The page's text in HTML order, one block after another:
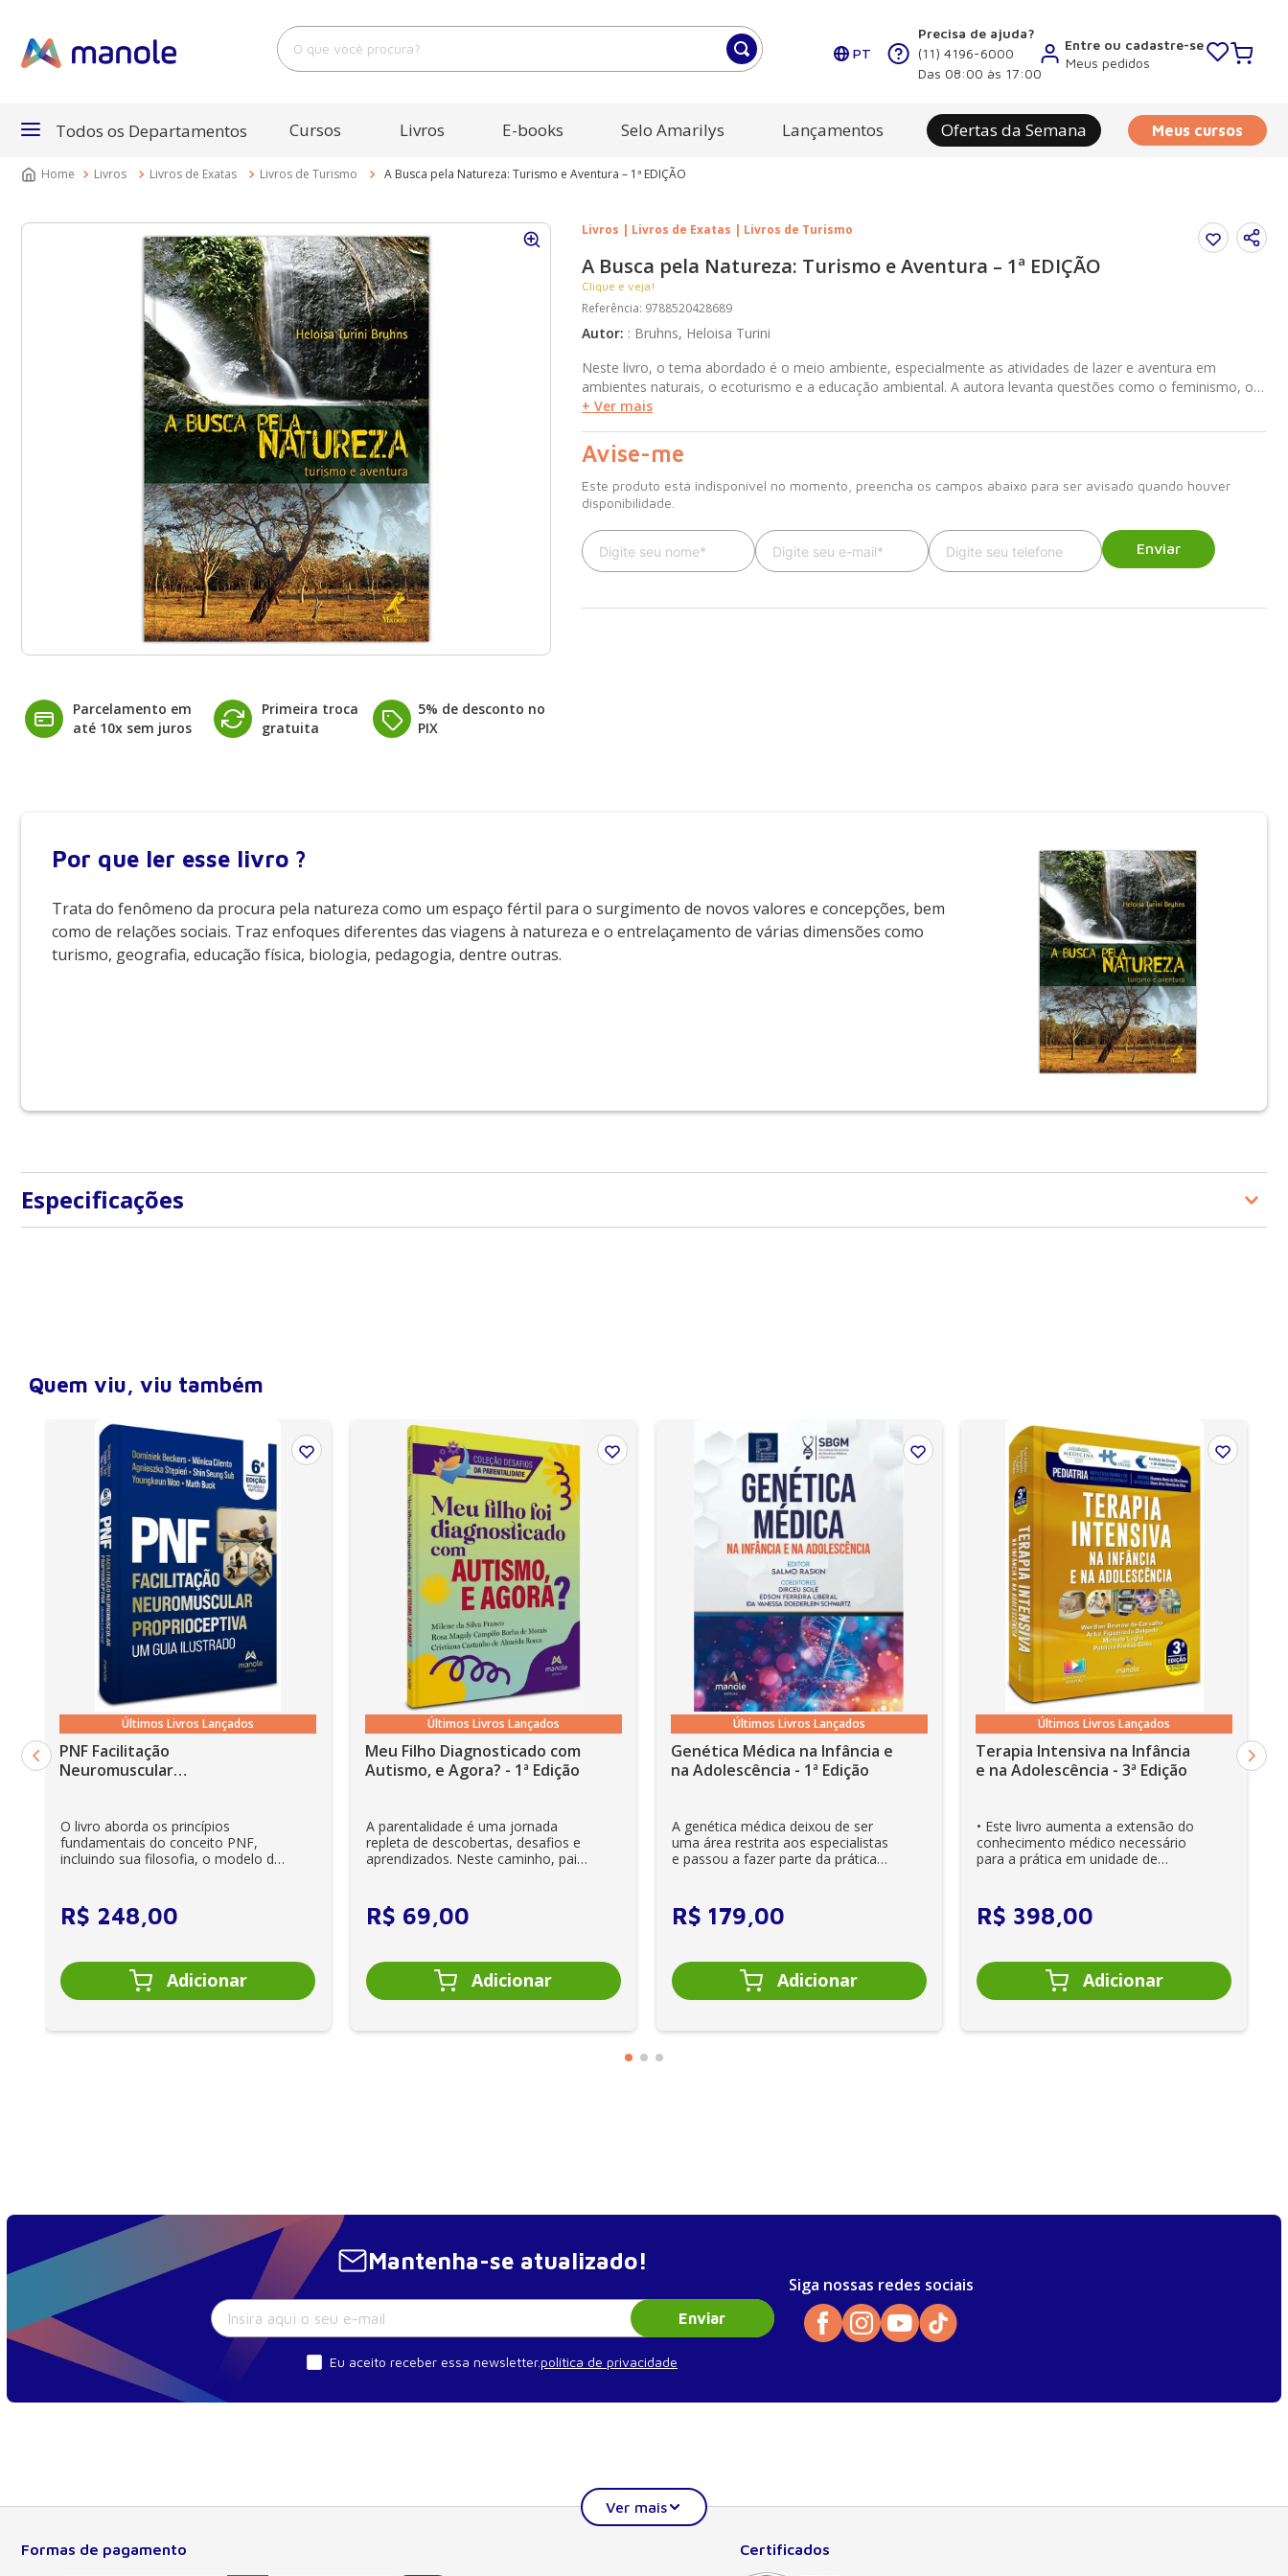
O que você procura?
PT
Precisa de ajuda?
(11) 4196-6000
Das 08:00 às 17:00
Entre ou cadastre-se
Meus pedidos
Todos os Departamentos Cursos Livros E-books Selo Amarilys Lançamentos Ofertas da Semana Meus cursos
Livros Livros de Exatas Livros de Turismo A Busca pela Natureza: Turismo e Aventura – 1ª EDIÇÃO
Parcelamento em
até 10x sem juros
Primeira troca
gratuita
5% de desconto no
PIX
Livros | Livros de Exatas | Livros de Turismo
A Busca pela Natureza: Turismo e Aventura – 1ª EDIÇÃO
Clique e veja!
Referência: 9788520428689
Autor: : Bruhns, Heloisa Turini
Neste livro, o tema abordado é o meio ambiente, especialmente as atividades de lazer e aventura em
ambientes naturais, o ecoturismo e a educação ambiental. A autora levanta questões como o feminismo, o
ecofeminismo e o eco-turismo, por meio de estudiosos das áreas e por depoimentos referentes a esses
propósitos desse contato com o meio natural.
+ Ver mais
Avise-me
Este produto está indisponível no momento, preencha os campos abaixo para ser avisado quando houver
disponibilidade.
Enviar
Por que ler esse livro ?
Trata do fenômeno da procura pela natureza como um espaço fértil para o surgimento de novos valores e concepções, bem
como de relações sociais. Traz enfoques diferentes das viagens à natureza e o entrelaçamento de várias dimensões como
turismo, geogra­fia, educação física, biologia, pedagogia, dentre outras.
Especificações
Número de páginas
205
Encadernação
Ano de publicação
2009
Quem viu, viu também
Últimos Livros Lançados
PNF Facilitação
Neuromuscular
O livro aborda os princípios
fundamentais do conceito PNF,
incluindo sua filosofia, o modelo da
R$ 248,00
Últimos Livros Lançados
Meu Filho Diagnosticado com
Autismo, e Agora? - 1ª Edição
A parentalidade é uma jornada
repleta de descobertas, desafios e
aprendizados. Neste caminho, pais
R$ 69,00
Últimos Livros Lançados
Genética Médica na Infância e
na Adolescência - 1ª Edição
A genética médica deixou de ser
uma área restrita aos especialistas
e passou a fazer parte da prática
R$ 179,00
Últimos Livros Lançados
Terapia Intensiva na Infância
e na Adolescência - 3ª Edição
• Este livro aumenta a extensão do
conhecimento médico necessário
para a prática em unidade de
R$ 398,00
Mantenha-se atualizado!
Enviar
Eu aceito receber essa newsletter.política de privacidade
Siga nossas redes sociais
Sobre a Manole Ajuda
Formas de pagamento Certificados